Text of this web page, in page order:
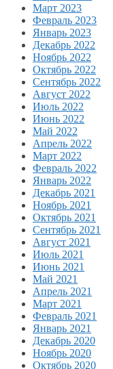
Март 2023
Февраль 2023
Январь 2023
Декабрь 2022
Ноябрь 2022
Октябрь 2022
Сентябрь 2022
Август 2022
Июль 2022
Июнь 2022
Май 2022
Апрель 2022
Март 2022
Февраль 2022
Январь 2022
Декабрь 2021
Ноябрь 2021
Октябрь 2021
Сентябрь 2021
Август 2021
Июль 2021
Июнь 2021
Май 2021
Апрель 2021
Март 2021
Февраль 2021
Январь 2021
Декабрь 2020
Ноябрь 2020
Октябрь 2020